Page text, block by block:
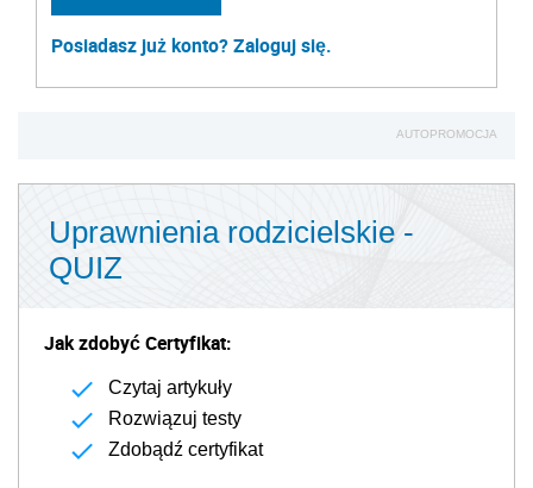
Posiadasz już konto? Zaloguj się.
AUTOPROMOCJA
Uprawnienia rodzicielskie -
QUIZ
Jak zdobyć Certyfikat:
Czytaj artykuły
Rozwiązuj testy
Zdobądź certyfikat